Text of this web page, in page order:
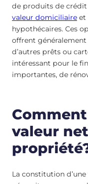
de produits de crédit
valeur domiciliaire et
hypothécaires. Ces
offrent généralement
d’autres prêts ou
intéressant pour le
importantes, de
valeur
La constitution